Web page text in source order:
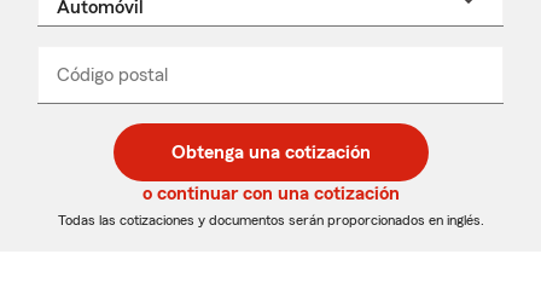
desplegable
Código postal
de
5
dígitos
de
5
dígitos
_____
Obtenga una cotización
o continuar con una cotización
Todas las cotizaciones y documentos serán proporcionados en inglés.